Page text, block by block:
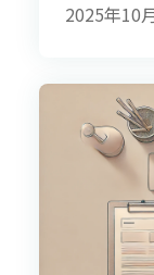
2025年10